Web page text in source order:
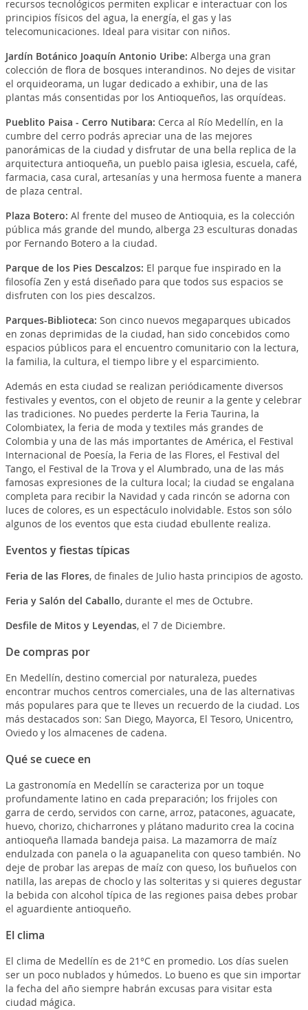
recursos tecnológicos permiten explicar e interactuar con los
principios físicos del agua, la energía, el gas y las
telecomunicaciones. Ideal para visitar con niños.
Jardín Botánico Joaquín Antonio Uribe: Alberga una gran
colección de flora de bosques interandinos. No dejes de visitar
el orquideorama, un lugar dedicado a exhibir, una de las
plantas más consentidas por los Antioqueños, las orquídeas.
Pueblito Paisa - Cerro Nutibara: Cerca al Río Medellín, en la
cumbre del cerro podrás apreciar una de las mejores
panorámicas de la ciudad y disfrutar de una bella replica de la
arquitectura antioqueña, un pueblo paisa iglesia, escuela, café,
farmacia, casa cural, artesanías y una hermosa fuente a manera
de plaza central.
Plaza Botero: Al frente del museo de Antioquia, es la colección
pública más grande del mundo, alberga 23 esculturas donadas
por Fernando Botero a la ciudad.
Parque de los Pies Descalzos: El parque fue inspirado en la
filosofía Zen y está diseñado para que todos sus espacios se
disfruten con los pies descalzos.
Parques-Biblioteca: Son cinco nuevos megaparques ubicados
en zonas deprimidas de la ciudad, han sido concebidos como
espacios públicos para el encuentro comunitario con la lectura,
la familia, la cultura, el tiempo libre y el esparcimiento.
Además en esta ciudad se realizan periódicamente diversos
festivales y eventos, con el objeto de reunir a la gente y celebrar
las tradiciones. No puedes perderte la Feria Taurina, la
Colombiatex, la feria de moda y textiles más grandes de
Colombia y una de las más importantes de América, el Festival
Internacional de Poesía, la Feria de las Flores, el Festival del
Tango, el Festival de la Trova y el Alumbrado, una de las más
famosas expresiones de la cultura local; la ciudad se engalana
completa para recibir la Navidad y cada rincón se adorna con
luces de colores, es un espectáculo inolvidable. Estos son sólo
algunos de los eventos que esta ciudad ebullente realiza.
Eventos y fiestas típicas
Feria de las Flores, de finales de Julio hasta principios de agosto.
Feria y Salón del Caballo, durante el mes de Octubre.
Desfile de Mitos y Leyendas, el 7 de Diciembre.
De compras por
En Medellín, destino comercial por naturaleza, puedes
encontrar muchos centros comerciales, una de las alternativas
más populares para que te lleves un recuerdo de la ciudad. Los
más destacados son: San Diego, Mayorca, El Tesoro, Unicentro,
Oviedo y los almacenes de cadena.
Qué se cuece en
La gastronomía en Medellín se caracteriza por un toque
profundamente latino en cada preparación; los frijoles con
garra de cerdo, servidos con carne, arroz, patacones, aguacate,
huevo, chorizo, chicharrones y plátano madurito crea la cocina
antioqueña llamada bandeja paisa. La mazamorra de maíz
endulzada con panela o la aguapanelita con queso también. No
deje de probar las arepas de maíz con queso, los buñuelos con
natilla, las arepas de choclo y las solteritas y si quieres degustar
la bebida con alcohol típica de las regiones paisa debes probar
el aguardiente antioqueño.
El clima
El clima de Medellín es de 21°C en promedio. Los días suelen
ser un poco nublados y húmedos. Lo bueno es que sin importar
la fecha del año siempre habrán excusas para visitar esta
ciudad mágica.